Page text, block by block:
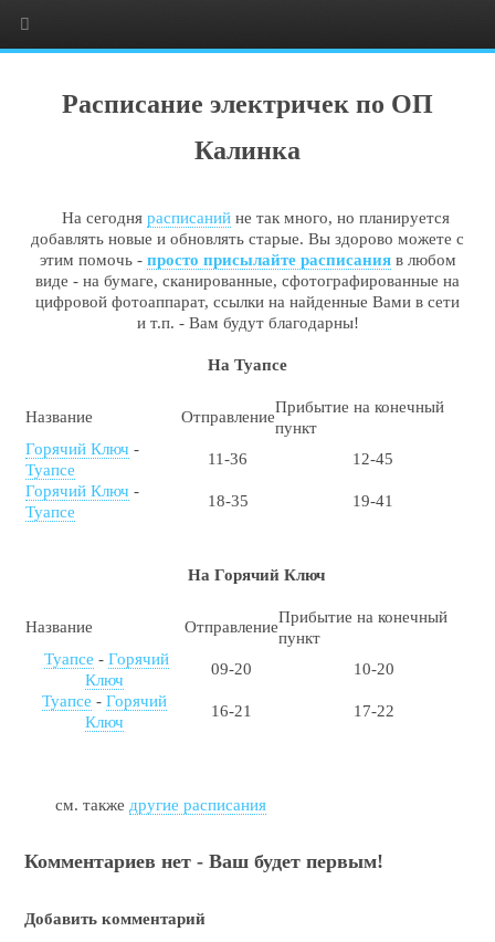
Расписание электричек по ОП
Калинка
На сегодня расписаний не так много, но планируется
добавлять новые и обновлять старые. Вы здорово можете с
этим помочь - просто присылайте расписанияв любом
виде - на бумаге, сканированные, сфотографированные на
цифровой фотоаппарат, ссылки на найденные Вами в сети
и т.п. - Вам будут благодарны!
На Туапсе
Название Отправление
Прибытие на конечный
пункт
Горячий Ключ -
Туапсе
11-36
12-45
Горячий Ключ -
Туапсе
18-35 19-41
На Горячий Ключ
Название Отправление
Прибытие на конечный
пункт
Туапсе - Горячий
Ключ
09-20
10-20
Туапсе - Горячий
Ключ
16-21 17-22
см. также другие расписания
Комментариев нет - Ваш будет первым!
Добавить комментарий